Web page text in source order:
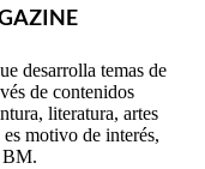
desarrolla temas de
de contenidos
literatura, artes
motivo de interés,
BM.